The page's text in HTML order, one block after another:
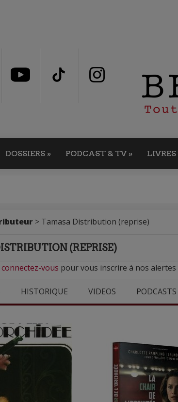
DOSSIERS » PODCAST & TV » LIVRES
> Tamasa Distribution (reprise)
(REPRISE)
connectez-vous pour vous inscrire à nos
HISTORIQUE VIDEOS PODCASTS